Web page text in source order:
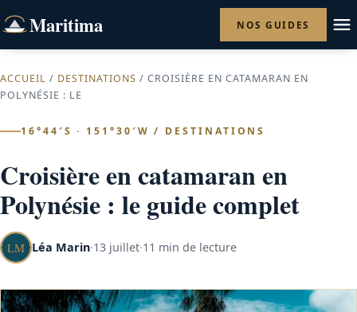
Maritima NOS GUIDES
ACCUEIL / DESTINATIONS / CROISIÈRE EN CATAMARAN EN
POLYNÉSIE : LE
16°44′S · 151°30′W / DESTINATIONS
Croisière en catamaran en
Polynésie : le guide complet
Léa Marin·13 juillet·11 min de lecture